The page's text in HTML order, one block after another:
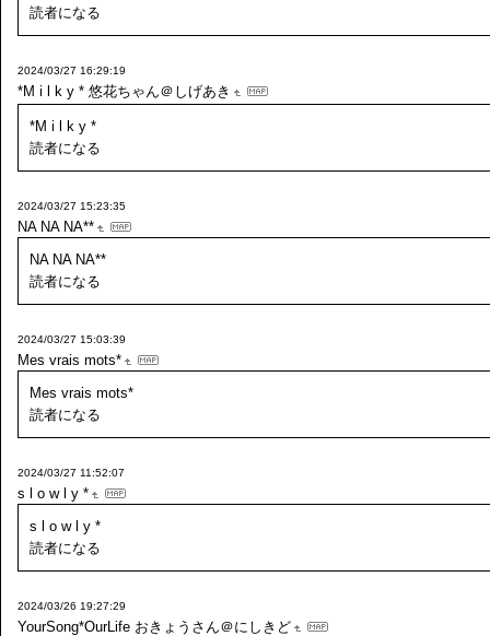
読者になる
2024/03/27 16:29:19
*M i l k y * 悠花ちゃん＠しげあき
*M i l k y *
読者になる
2024/03/27 15:23:35
NA NA NA**
NA NA NA**
読者になる
2024/03/27 15:03:39
Mes vrais mots*
Mes vrais mots*
読者になる
2024/03/27 11:52:07
s l o w l y *
s l o w l y *
読者になる
2024/03/26 19:27:29
YourSong*OurLife おきょうさん＠にしきど